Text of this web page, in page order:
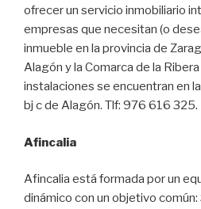
ofrecer un servicio inmobiliario
empresas que necesitan (o
inmueble en la provincia de
Alagón y la Comarca de la
instalaciones se encuentran en
bj c de Alagón. Tlf: 976 616 325.
Afincalia
Afincalia está formada por un
dinámico con un objetivo